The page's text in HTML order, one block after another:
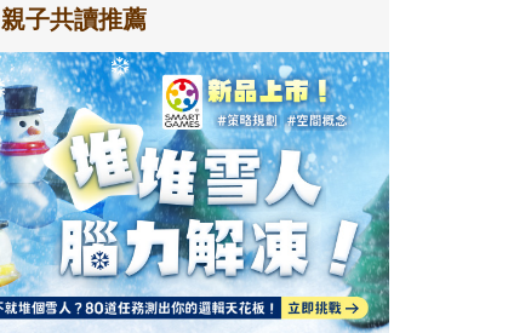
親子共讀推薦